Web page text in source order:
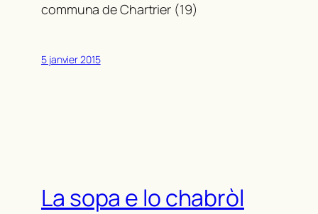
communa de Chartrier (19)
5 janvier 2015
La sopa e lo chabròl